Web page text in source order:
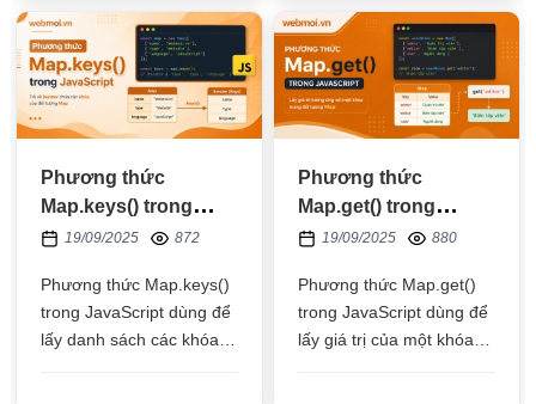
vòng lặp for of để lấy giá
trị
Phương thức
Map.keys() trong
JavaScript
19/09/2025 872
Phương thức Map.keys()
trong JavaScript dùng để
lấy danh sách các khóa
Phương thức
Map.get() trong
JavaScript
19/09/2025 880
Phương thức Map.get()
trong JavaScript dùng để
lấy giá trị của một khóa